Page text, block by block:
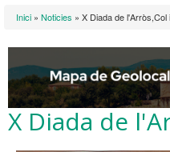
Esteu aquí
Inici » Noticies » X Diada de l'Arròs,Col
X Diada de